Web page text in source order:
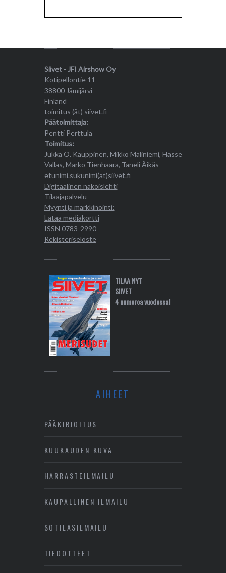
Siivet - JFI Airshow Oy
Kotipellontie 11
38800 Jämijärvi
Finland
toimitus (ät) siivet.fi
Päätoimittaja:
Pentti Perttula
Toimitus:
Jukka O. Kauppinen, Mikko Maliniemi, Hasse
Vallas, Marko Tienhaara, Taneli Äikäs
etunimi.sukunimi(ät)siivet.fi
Digitaalinen näköislehti
Tilaajapalvelu
Myynti ja markkinointi:
Lataa mediakortti
ISSN 0783-2990
Rekisteriseloste
TILAA NYT
SIIVET
4 numeroa vuodessa!
AIHEET
PÄÄKIRJOITUS
KUUKAUDEN KUVA
HARRASTEILMAILU
KAUPALLINEN ILMAILU
SOTILASILMAILU
TIEDOTTEET